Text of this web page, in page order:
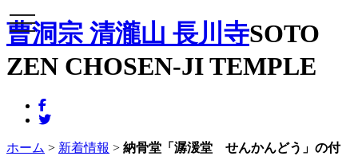
曹洞宗 清瀧山 長川寺SOTO
ZEN CHOSEN-JI TEMPLE
メニュー
ホーム > 新着情報 > 納骨堂「潺湲堂 せんかんどう」の付